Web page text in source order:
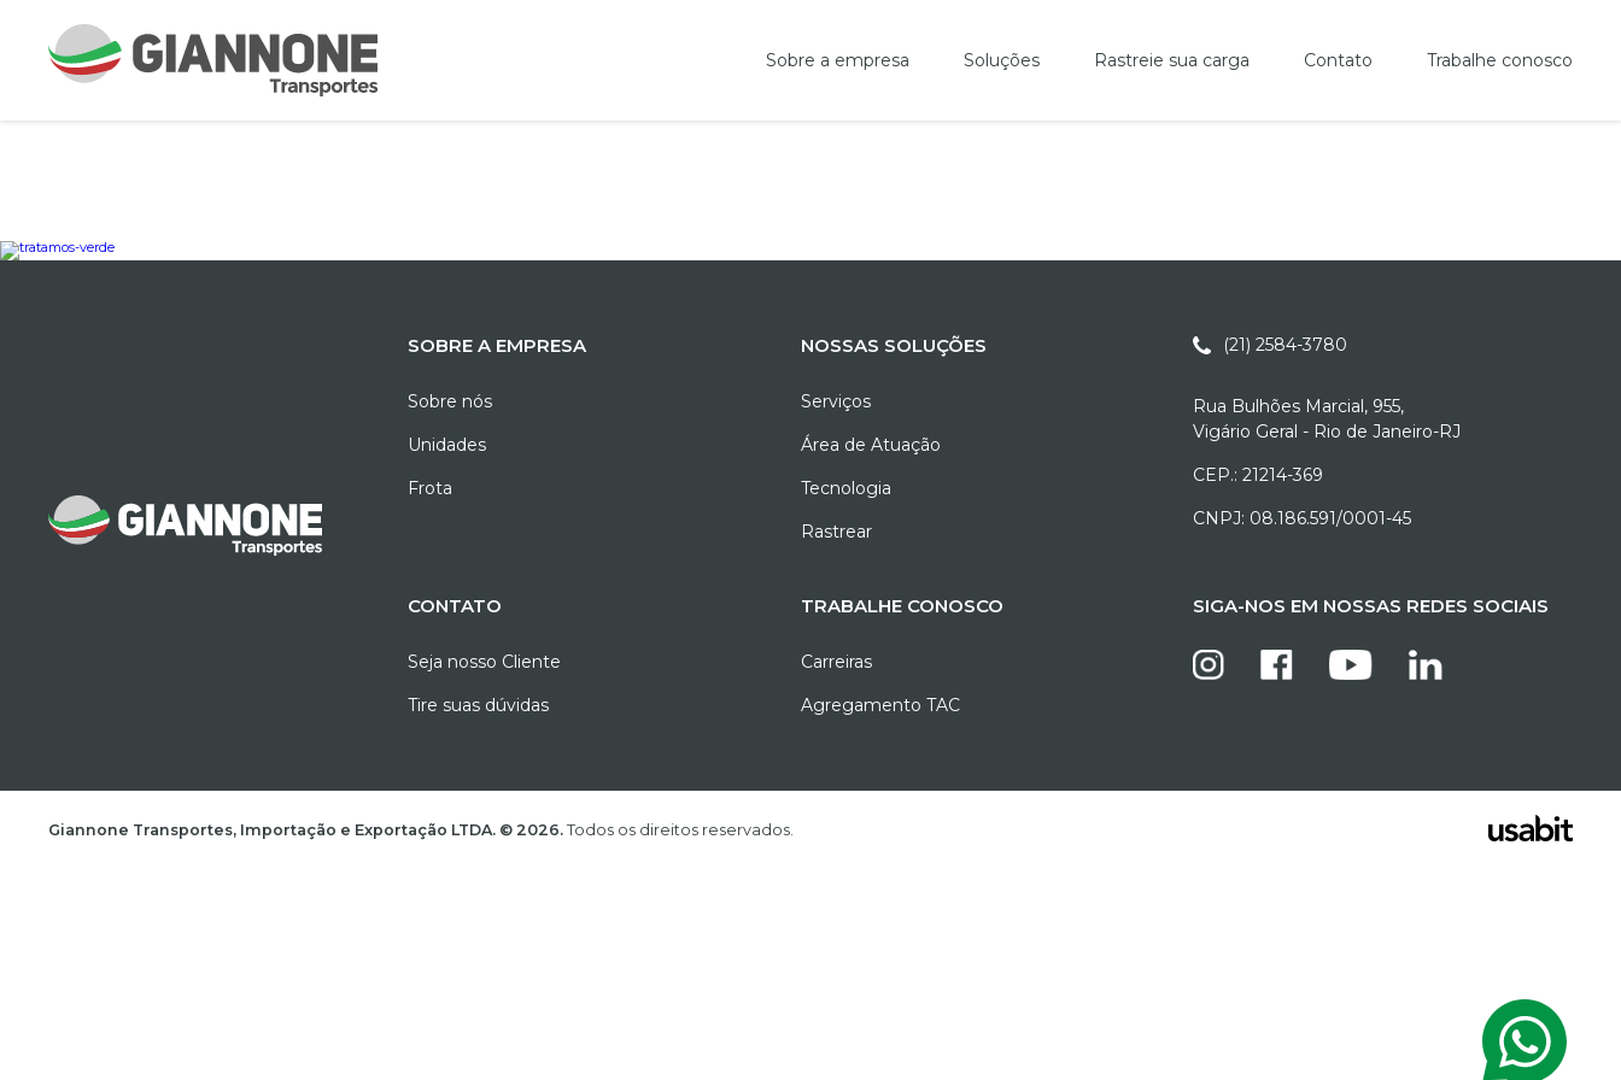
Sobre a empresa Soluções Rastreie sua carga Contato Trabalhe conosco
SOBRE A EMPRESA
Sobre nós
Unidades
Frota
NOSSAS SOLUÇÕES
Serviços
Área de Atuação
Tecnologia
Rastrear
(21) 2584-3780
Rua Bulhões Marcial, 955,
Vigário Geral - Rio de Janeiro-RJ
CEP.: 21214-369
CNPJ: 08.186.591/0001-45
CONTATO
Seja nosso Cliente
Tire suas dúvidas
TRABALHE CONOSCO
Carreiras
Agregamento TAC
SIGA-NOS EM NOSSAS REDES SOCIAIS